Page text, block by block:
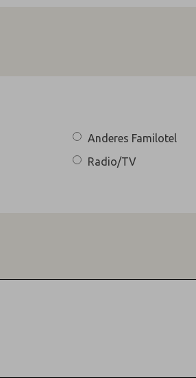
Anderes Familotel
Radio/TV